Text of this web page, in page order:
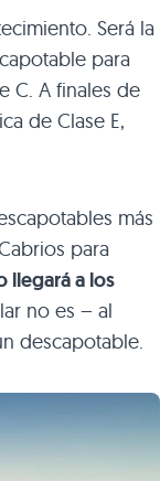
Será la
para
C. A finales de
de Clase E,
más
para
llegará a los
no es – al
descapotable.